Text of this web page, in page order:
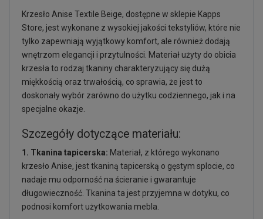
Krzesło Anise Textile Beige, dostępne w sklepie Kapps
Store, jest wykonane z wysokiej jakości tekstyliów, które nie
tylko zapewniają wyjątkowy komfort, ale również dodają
wnętrzom elegancji i przytulności. Materiał użyty do obicia
krzesła to rodzaj tkaniny charakteryzujący się dużą
miękkością oraz trwałością, co sprawia, że jest to
doskonały wybór zarówno do użytku codziennego, jak i na
specjalne okazje.
Szczegóły dotyczące materiału:
1. Tkanina tapicerska: Materiał, z którego wykonano
krzesło Anise, jest tkaniną tapicerską o gęstym splocie, co
nadaje mu odporność na ścieranie i gwarantuje
długowieczność. Tkanina ta jest przyjemna w dotyku, co
podnosi komfort użytkowania mebla.